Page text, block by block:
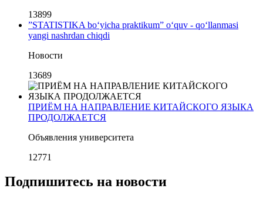
13899
”STATISTIKA bo‘yicha praktikum” o‘quv - qo‘llanmasi
yangi nashrdan chiqdi
Новости
13689
ПРИЁМ НА НАПРАВЛЕНИЕ КИТАЙСКОГО ЯЗЫКА
ПРОДОЛЖАЕТСЯ
Объявления университета
12771
Подпишитесь на новости